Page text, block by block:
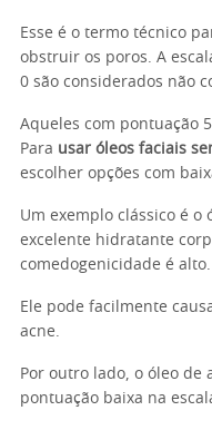
Esse é o termo técnico
obstruir os poros. A
0 são considerados não
Aqueles com pontuação
Para usar óleos faciais
escolher opções com
Um exemplo clássico é o
excelente hidratante
comedogenicidade é alto.
Ele pode facilmente
acne.
Por outro lado, o óleo de
pontuação baixa na